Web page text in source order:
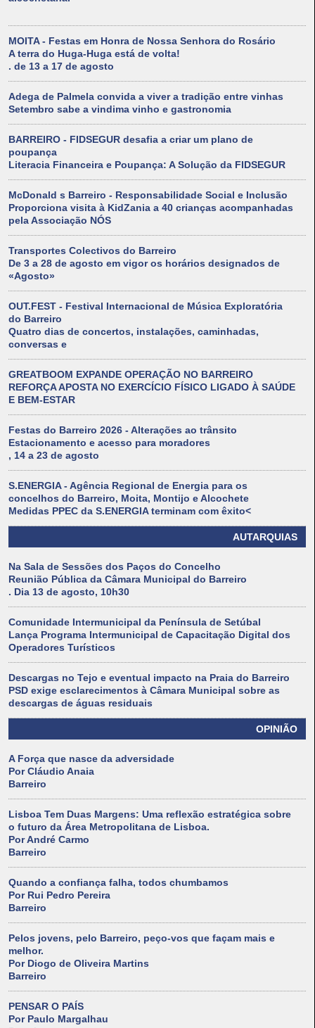
MOITA - Festas em Honra de Nossa Senhora do Rosário
A terra do Huga-Huga está de volta!
. de 13 a 17 de agosto
Adega de Palmela convida a viver a tradição entre vinhas
Setembro sabe a vindima vinho e gastronomia
BARREIRO - FIDSEGUR desafia a criar um plano de
poupança
Literacia Financeira e Poupança: A Solução da FIDSEGUR
McDonald s Barreiro - Responsabilidade Social e Inclusão
Proporciona visita à KidZania a 40 crianças acompanhadas
pela Associação NÓS
Transportes Colectivos do Barreiro
De 3 a 28 de agosto em vigor os horários designados de
«Agosto»
OUT.FEST - Festival Internacional de Música Exploratória
do Barreiro
Quatro dias de concertos, instalações, caminhadas,
conversas e
GREATBOOM EXPANDE OPERAÇÃO NO BARREIRO
REFORÇA APOSTA NO EXERCÍCIO FÍSICO LIGADO À SAÚDE
E BEM-ESTAR
Festas do Barreiro 2026 - Alterações ao trânsito
Estacionamento e acesso para moradores
, 14 a 23 de agosto
S.ENERGIA - Agência Regional de Energia para os
concelhos do Barreiro, Moita, Montijo e Alcochete
Medidas PPEC da S.ENERGIA terminam com êxito<
AUTARQUIAS
Na Sala de Sessões dos Paços do Concelho
Reunião Pública da Câmara Municipal do Barreiro
. Dia 13 de agosto, 10h30
Comunidade Intermunicipal da Península de Setúbal
Lança Programa Intermunicipal de Capacitação Digital dos
Operadores Turísticos
Descargas no Tejo e eventual impacto na Praia do Barreiro
PSD exige esclarecimentos à Câmara Municipal sobre as
descargas de águas residuais
OPINIÃO
A Força que nasce da adversidade
Por Cláudio Anaia
Barreiro
Lisboa Tem Duas Margens: Uma reflexão estratégica sobre
o futuro da Área Metropolitana de Lisboa.
Por André Carmo
Barreiro
Quando a confiança falha, todos chumbamos
Por Rui Pedro Pereira
Barreiro
Pelos jovens, pelo Barreiro, peço-vos que façam mais e
melhor.
Por Diogo de Oliveira Martins
Barreiro
PENSAR O PAÍS
Por Paulo Margalhau